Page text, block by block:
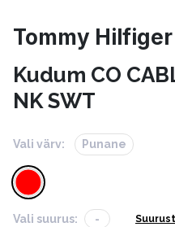
Tommy Hilfiger
Kudum CO
NK SWT
Vali värv: Punane
Vali suurus: -